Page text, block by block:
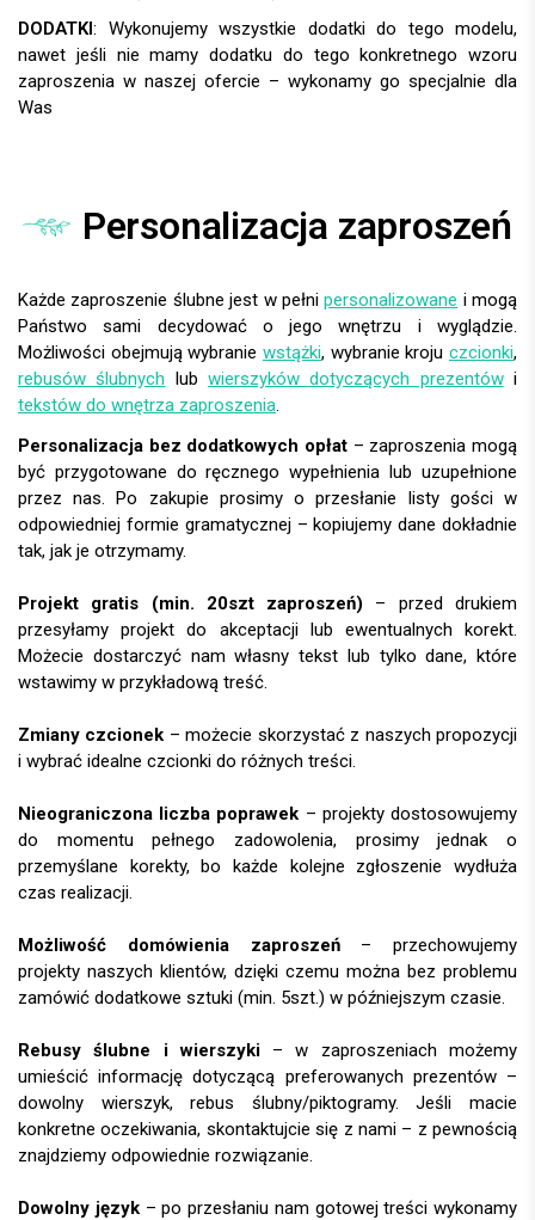
DODATKI:
Personalizacja zaproszeń
Każde zaproszenie ślubne jest w pełnipersonalizowane i mogą
Państwo sami decydować o jego wnętrzu i wyglądzie.
Możliwości obejmują wybranie wstążki, wybranie kroju czcionki,
rebusów ślubnych lubwierszyków dotyczących prezentówi
tekstów do wnętrza zaproszenia.
Personalizacja bez dodatkowych opłat – zaproszenia mogą
być przygotowane do ręcznego wypełnienia lub uzupełnione
przez nas. Po zakupie prosimy o przesłanie listy gości w
odpowiedniej formie gramatycznej – kopiujemy dane dokładnie
tak, jak je otrzymamy.
Projekt gratis (min. 20szt zaproszeń) – przed drukiem
przesyłamy projekt do akceptacji lub ewentualnych korekt.
Możecie dostarczyć nam własny tekst lub tylko dane, które
wstawimy w przykładową treść.
Zmiany czcionek – możecie skorzystać z naszych propozycji
i wybrać idealne czcionki do różnych treści.
Nieograniczona liczba poprawek – projekty dostosowujemy
do momentu pełnego zadowolenia, prosimy jednak o
przemyślane korekty, bo każde kolejne zgłoszenie wydłuża
czas realizacji.
Możliwość domówienia zaproszeń– przechowujemy
projekty naszych klientów, dzięki czemu można bez problemu
zamówić dodatkowe sztuki (min. 5szt.) w późniejszym czasie.
Rebusy ślubne i wierszyki– w zaproszeniach możemy
umieścić informację dotyczącą preferowanych prezentów –
dowolny wierszyk, rebus ślubny/piktogramy. Jeśli macie
konkretne oczekiwania, skontaktujcie się z nami – z pewnością
znajdziemy odpowiednie rozwiązanie.
Dowolny język– po przesłaniu nam gotowej treści wykonamy